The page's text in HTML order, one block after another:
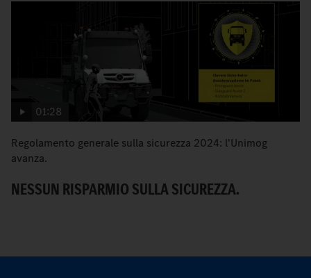
01:28
Regolamento generale sulla sicurezza 2024: l'Unimog
avanza.
NESSUN RISPARMIO SULLA SICUREZZA.